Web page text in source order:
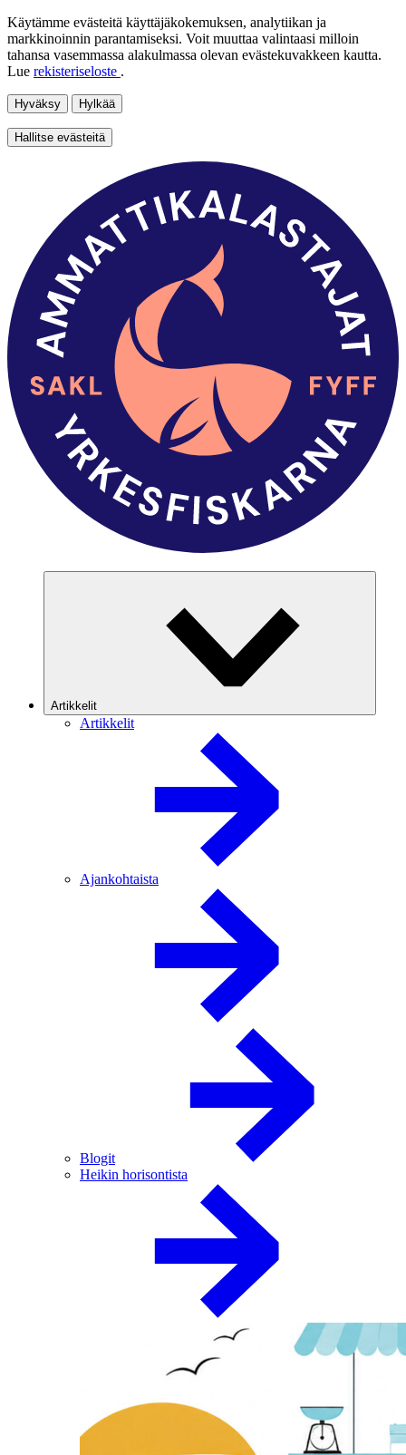
Käytämme evästeitä käyttäjäkokemuksen, analytiikan ja
markkinoinnin parantamiseksi. Voit muuttaa valintaasi milloin
tahansa vasemmassa alakulmassa olevan evästekuvakkeen kautta.
Lue rekisteriseloste .
Hyväksy Hylkää
Hallitse evästeitä
Artikkelit
Artikkelit
Ajankohtaista
Blogit
Heikin horisontista